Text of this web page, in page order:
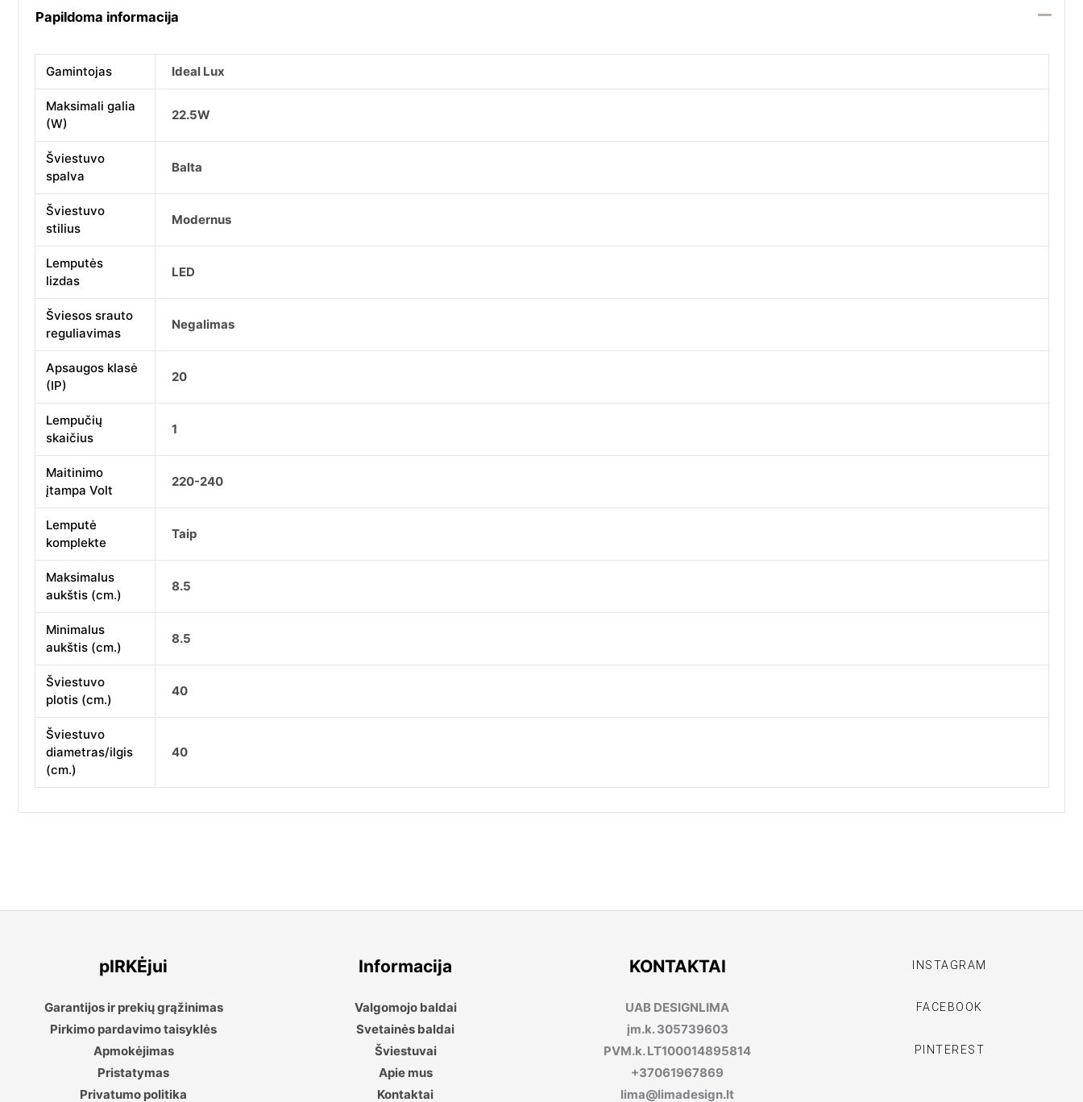
Papildoma informacija
Gamintojas Ideal Lux
Maksimali galia
(W)
22.5W
Šviestuvo
spalva
Balta
Šviestuvo
stilius
Modernus
Lemputės
lizdas
LED
Šviesos srauto
reguliavimas
Negalimas
Apsaugos klasė
(IP)
20
Lempučių
skaičius
1
Maitinimo
įtampa Volt
220-240
Lemputė
komplekte
Taip
Maksimalus
aukštis (cm.)
8.5
Minimalus
aukštis (cm.)
8.5
Šviestuvo
plotis (cm.)
40
Šviestuvo
diametras/ilgis
(cm.)
40
pIRKĖjui
Garantijos ir prekių grąžinimas
Pirkimo pardavimo taisyklės
Apmokėjimas
Pristatymas
Privatumo politika
Informacija
Valgomojo baldai
Svetainės baldai
Šviestuvai
Apie mus
Kontaktai
KONTAKTAI
UAB DESIGNLIMA
įm.k. 305739603
PVM.k. LT100014895814
+37061967869
lima@limadesign.lt
INSTAGRAM
FACEBOOK
PINTEREST